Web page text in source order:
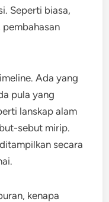
Seperti biasa,
Ada yang
pula yang
lanskap alam
sebut mirip.
secara
kenapa